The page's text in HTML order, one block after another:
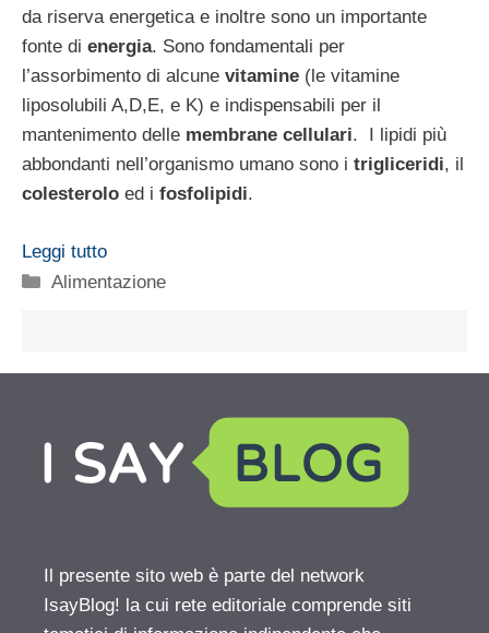
da riserva energetica e inoltre sono un importante
fonte di energia. Sono fondamentali per
l’assorbimento di alcune vitamine (le vitamine
liposolubili A,D,E, e K) e indispensabili per il
mantenimento delle membrane cellulari. I lipidi più
abbondanti nell’organismo umano sono i trigliceridi, il
colesterolo ed i fosfolipidi.
Leggi tutto
Categorie
Alimentazione
Il presente sito web è parte del network
IsayBlog! la cui rete editoriale comprende siti